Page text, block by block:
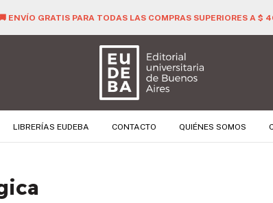
ENVÍO GRATIS PARA TODAS LAS COMPRAS SUPERIORES A $
LIBRERÍAS EUDEBA CONTACTO QUIÉNES SOMOS